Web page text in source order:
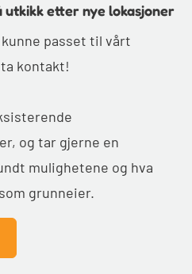
utkikk etter nye lokasjoner
passet til vårt
kontakt!
og tar gjerne en
mulighetene og hva
grunneier.